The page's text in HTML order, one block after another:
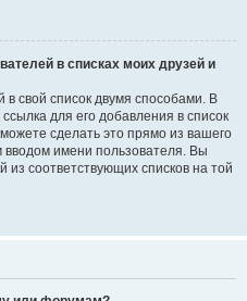
в списках моих друзей и
свой список двумя способами. В
для его добавления в список
сделать это прямо из вашего
вводом имени пользователя. Вы
из соответствующих списков на той